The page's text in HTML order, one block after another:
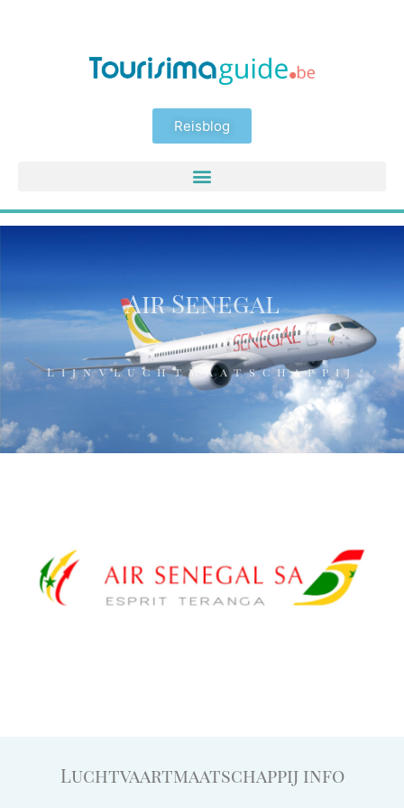
Reisblog
Air Senegal
Lijnvluchtmaatschappij
Luchtvaartmaatschappij info